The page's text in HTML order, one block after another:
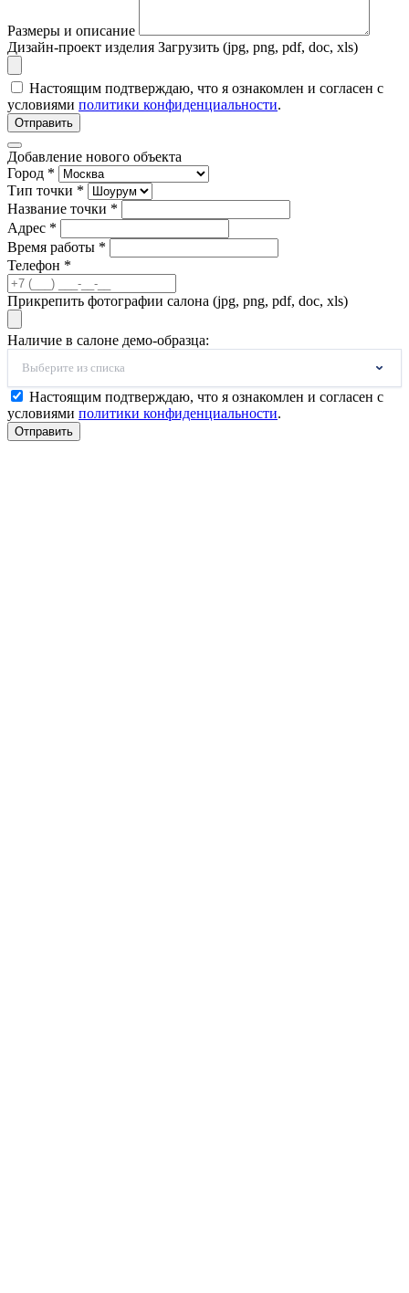
Размеры и описание
Дизайн-проект изделия Загрузить (jpg, png, pdf, doc, xls)
Настоящим подтверждаю, что я ознакомлен и согласен с
условиями политики конфиденциальности.
Отправить
Добавление нового объекта
Город *
Тип точки *
Название точки *
Адрес *
Время работы *
Телефон *
Прикрепить фотографии салона (jpg, png, pdf, doc, xls)
Наличие в салоне демо-образца:
Выберите из списка
Настоящим подтверждаю, что я ознакомлен и согласен с
условиями политики конфиденциальности.
Отправить